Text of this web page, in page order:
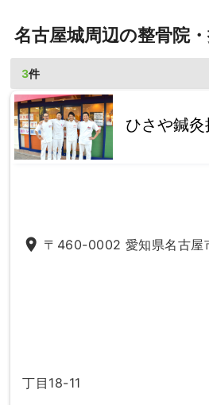
名古屋城周辺の整骨院
3件
ひさや鍼
place 〒460-0002 愛知県名古屋
丁目18-11